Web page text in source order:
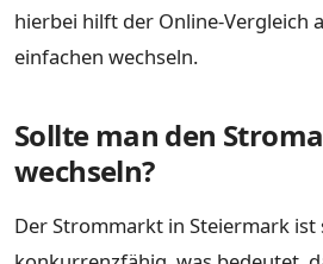
hierbei hilft der Online-Vergleich
einfachen wechseln.
Sollte man den
wechseln?
Der Strommarkt in Steiermark ist